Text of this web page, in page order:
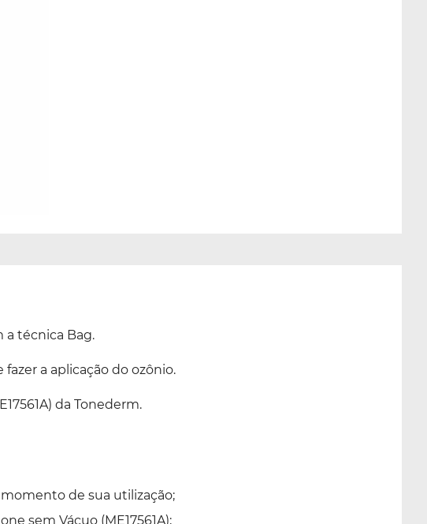
a técnica Bag.
a aplicação do ozônio.
da Tonederm.
de sua utilização;
sem Vácuo (ME17561A);